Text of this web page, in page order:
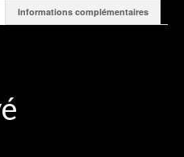
Informations complémentaires